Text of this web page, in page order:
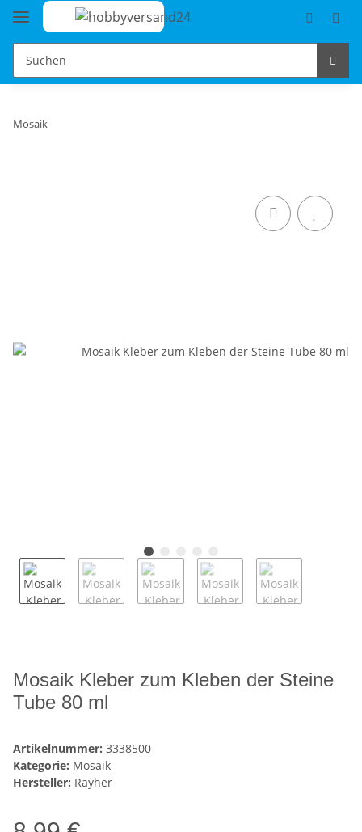
Mosaik
Mosaik Kleber zum Kleben der Steine
Tube 80 ml
Artikelnummer: 3338500
Kategorie: Mosaik
Hersteller: Rayher